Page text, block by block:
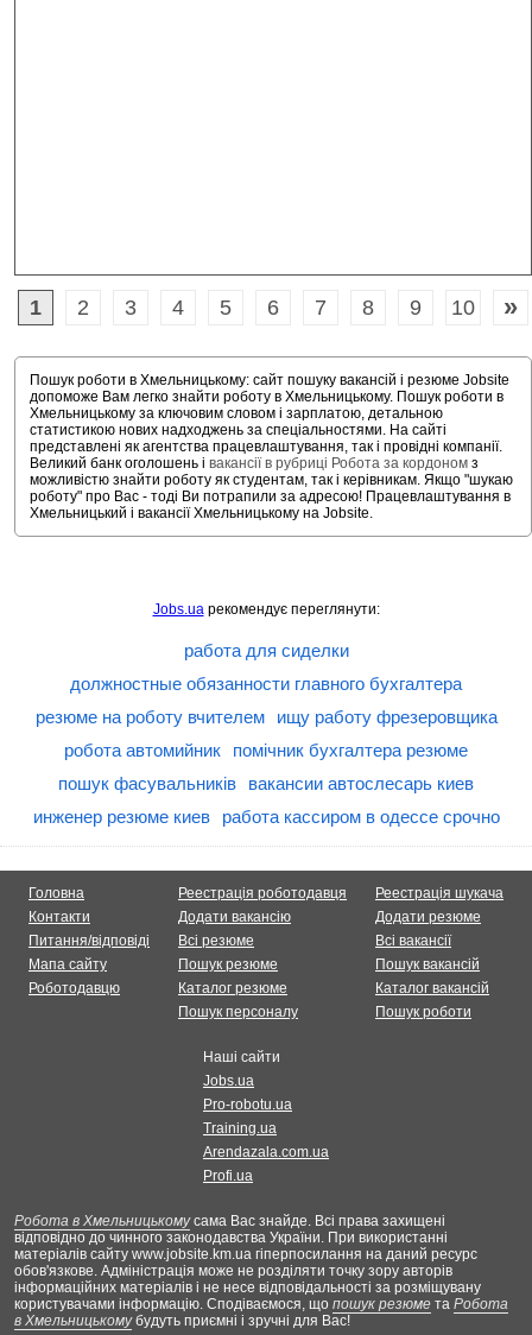
1 2 3 4 5 6 7 8 9 10 »
Пошук роботи в Хмельницькому: сайт пошуку вакансій і резюме Jobsite
допоможе Вам легко знайти роботу в Хмельницькому. Пошук роботи в
Хмельницькому за ключовим словом і зарплатою, детальною
статистикою нових надходжень за спеціальностями. На сайті
представлені як агентства працевлаштування, так і провідні компанії.
Великий банк оголошень і вакансії в рубриці Робота за кордоном з
можливістю знайти роботу як студентам, так і керівникам. Якщо "шукаю
роботу" про Вас - тоді Ви потрапили за адресою! Працевлаштування в
Хмельницький і вакансії Хмельницькому на Jobsite.
Jobs.uaрекомендує переглянути:
работа для сиделки
должностные обязанности главного бухгалтера
резюме на роботу вчителем
ищу работу фрезеровщика
робота автомийник
помічник бухгалтера резюме
пошук фасувальників
вакансии автослесарь киев
инженер резюме киев
работа кассиром в одессе срочно
Головна
Контакти
Питання/відповіді
Мапа сайту
Роботодавцю
Реестрація роботодавця
Додати вакансію
Всі резюме
Пошук резюме
Каталог резюме
Пошук персоналу
Реестрація шукача
Додати резюме
Всі вакансії
Пошук вакансій
Каталог вакансій
Пошук роботи
Наші сайти
Jobs.ua
Pro-robotu.ua
Training.ua
Arendazala.com.ua
Profi.ua
Робота в Хмельницькомусама Вас знайде. Всі права захищені
відповідно до чинного законодавства України. При використанні
матеріалів сайту www.jobsite.km.ua гіперпосилання на даний ресурс
обов'язкове. Адміністрація може не розділяти точку зору авторів
інформаційних матеріалів і не несе відповідальності за розміщувану
користувачами інформацію. Сподіваємося, що пошук резюме та Робота
в Хмельницькомубудуть приємні і зручні для Вас!